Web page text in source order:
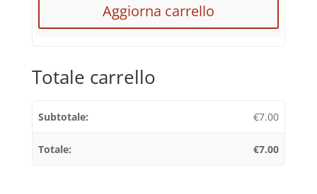
Aggiorna carrello
Totale carrello
€7.00
€7.00